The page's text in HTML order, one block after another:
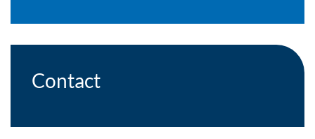
Contact